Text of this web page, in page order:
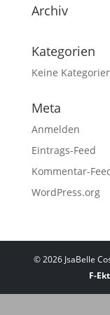
Archiv
Kategorien
Keine
Meta
Anmelden
Eintrags-Feed
Kommentar-
WordPress.org
©2026 JsaBelle
F-